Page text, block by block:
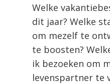
Welke
dit jaar? Welke
om mezelf te
te boosten?
ik bezoeken om
levenspartner te